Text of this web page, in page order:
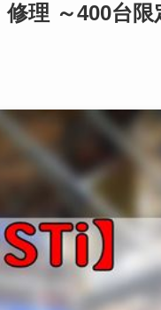
理 ～400台限